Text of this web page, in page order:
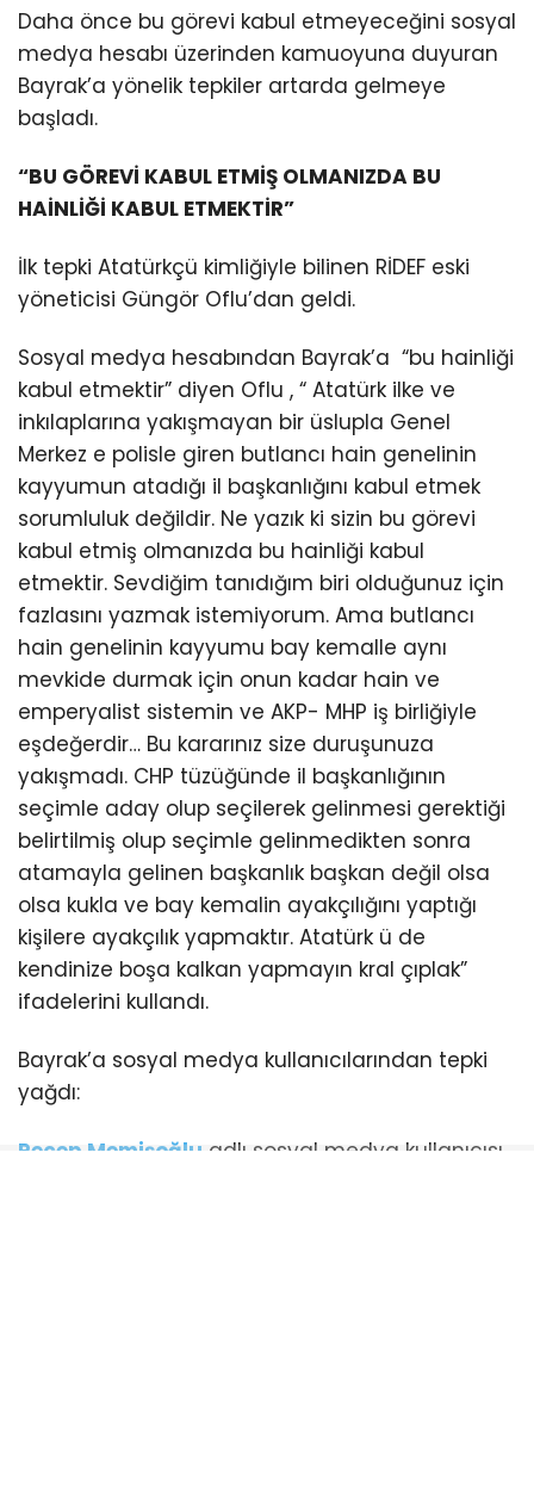
Daha önce bu görevi kabul etmeyeceğini sosyal
medya hesabı üzerinden kamuoyuna duyuran
Bayrak’a yönelik tepkiler artarda gelmeye
başladı.
“BU GÖREVİ KABUL ETMİŞ OLMANIZDA BU
HAİNLİĞİ KABUL ETMEKTİR”
İlk tepki Atatürkçü kimliğiyle bilinen RİDEF eski
yöneticisi Güngör Oflu’dan geldi.
Sosyal medya hesabından Bayrak’a “bu hainliği
kabul etmektir” diyen Oflu , “ Atatürk ilke ve
inkılaplarına yakışmayan bir üslupla Genel
Merkez e polisle giren butlancı hain genelinin
kayyumun atadığı il başkanlığını kabul etmek
sorumluluk değildir. Ne yazık ki sizin bu görevi
kabul etmiş olmanızda bu hainliği kabul
etmektir. Sevdiğim tanıdığım biri olduğunuz için
fazlasını yazmak istemiyorum. Ama butlancı
hain genelinin kayyumu bay kemalle aynı
mevkide durmak için onun kadar hain ve
emperyalist sistemin ve AKP- MHP iş birliğiyle
eşdeğerdir… Bu kararınız size duruşunuza
yakışmadı. CHP tüzüğünde il başkanlığının
seçimle aday olup seçilerek gelinmesi gerektiği
belirtilmiş olup seçimle gelinmedikten sonra
atamayla gelinen başkanlık başkan değil olsa
olsa kukla ve bay kemalin ayakçılığını yaptığı
kişilere ayakçılık yapmaktır. Atatürk ü de
kendinize boşa kalkan yapmayın kral çıplak”
ifadelerini kullandı.
Bayrak’a sosyal medya kullanıcılarından tepki
yağdı:
Recep Memişoğlu adlı sosyal medya kullanıcısı